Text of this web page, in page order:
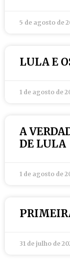
5 de agosto de
LULA E
1 de agosto de
A
DE LULA
1 de agosto de
31 de julho de